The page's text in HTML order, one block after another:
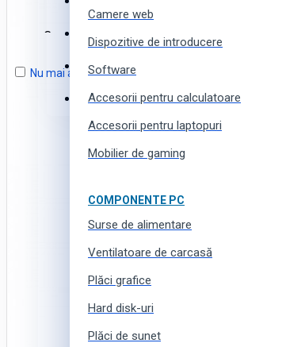
Nu mai arătați acest mesaj
Produse pentru toată familia
Produse sportive, pentru tourism și camping
Haine, încălțăminte și accesorii
Coșul este gol!
Camere web
Dispozitive de introducere
Software
Accesorii pentru calculatoare
Accesorii pentru laptopuri
Mobilier de gaming
COMPONENTE PC
Surse de alimentare
Ventilatoare de carcasă
Plăci grafice
Hard disk-uri
Plăci de sunet